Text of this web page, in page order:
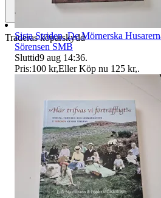
Traderas köparskydd
Sista Striden. De Mörnerska
Sörensen SMB
Sluttid9 aug 14:36.
Pris:100 kr,Eller Köp nu 125 kr,.